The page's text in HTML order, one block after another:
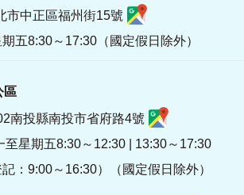
市中正區福州街15號
五8:30～17:30（國定假日除外）
區
南投縣南投市省府路4號
至星期五8:30～12:30 | 13:30～17:30
記：9:00～16:30）（國定假日除外）